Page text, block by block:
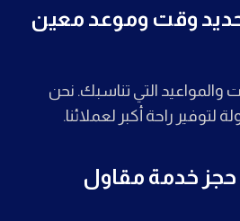
وقت وموعد معين
والمواعيد التي تناسبك. نحن
لتوفير راحة أكبر لعملائنا.
خدمة مقاول